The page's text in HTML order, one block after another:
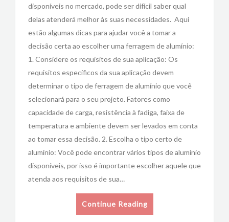
disponíveis no mercado, pode ser difícil saber qual
delas atenderá melhor às suas necessidades. Aqui
estão algumas dicas para ajudar você a tomar a
decisão certa ao escolher uma ferragem de alumínio:
1. Considere os requisitos de sua aplicação: Os
requisitos específicos da sua aplicação devem
determinar o tipo de ferragem de alumínio que você
selecionará para o seu projeto. Fatores como
capacidade de carga, resistência à fadiga, faixa de
temperatura e ambiente devem ser levados em conta
ao tomar essa decisão. 2. Escolha o tipo certo de
alumínio: Você pode encontrar vários tipos de alumínio
disponíveis, por isso é importante escolher aquele que
atenda aos requisitos de sua…
Continue Reading